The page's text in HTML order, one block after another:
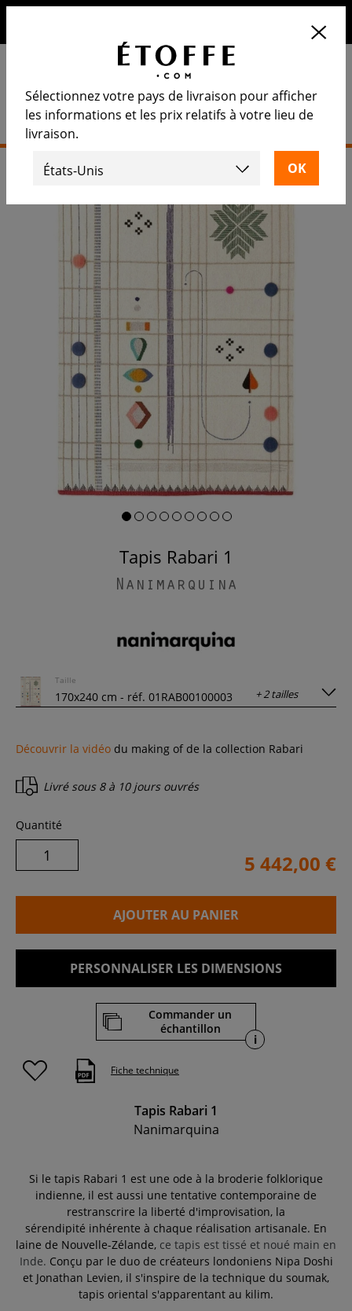
Tapis Rabari 1
Nanimarquina
+ 2 tailles
Taille
Découvrir la vidéo du making of de la collection Rabari
Livré sous 8 à 10 jours ouvrés
Quantité
5 442,00 €
AJOUTER AU PANIER
PERSONNALISER LES DIMENSIONS
Commander un
échantillon
i
Fiche technique
Tapis Rabari 1
Nanimarquina
Si le tapis Rabari 1 est une ode à la broderie folklorique
indienne, il est aussi une tentative contemporaine de
restranscrire la liberté d'improvisation, la
sérendipité inhérente à chaque réalisation artisanale. En
laine de Nouvelle-Zélande, ce tapis est tissé et noué main en
Inde. Conçu par le duo de créateurs londoniens Nipa Doshi
et Jonathan Levien, il s'inspire de la technique du soumak,
tapis oriental s'apparentant au kilim.
Sélectionnez votre pays de livraison pour afficher
les informations et les prix relatifs à votre lieu de
livraison.